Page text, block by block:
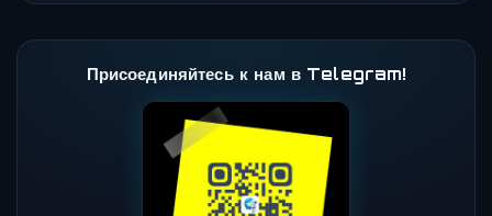
Присоединяйтесь к нам в Telegram!